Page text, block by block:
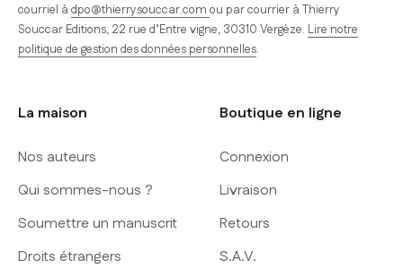
courriel à dpo@thierrysouccar.com ou par courrier à Thierry
Souccar Editions, 22 rue d’Entre vigne, 30310 Vergèze. Lire notre
politique de gestion des données personnelles.
La maison
Nos auteurs
Qui sommes-nous ?
Soumettre un manuscrit
Droits étrangers
Boutique en ligne
Connexion
Livraison
Retours
S.A.V.